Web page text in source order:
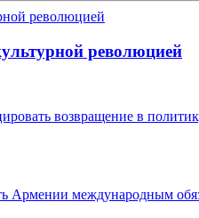
революцией
возвращение в